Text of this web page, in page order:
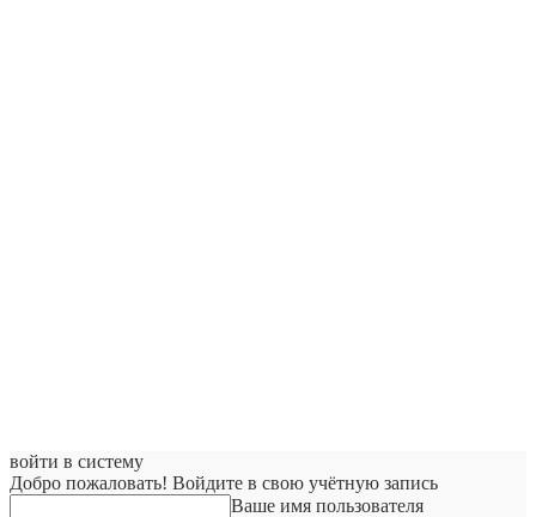
войти в систему
Добро пожаловать! Войдите в свою учётную запись
Ваше имя пользователя